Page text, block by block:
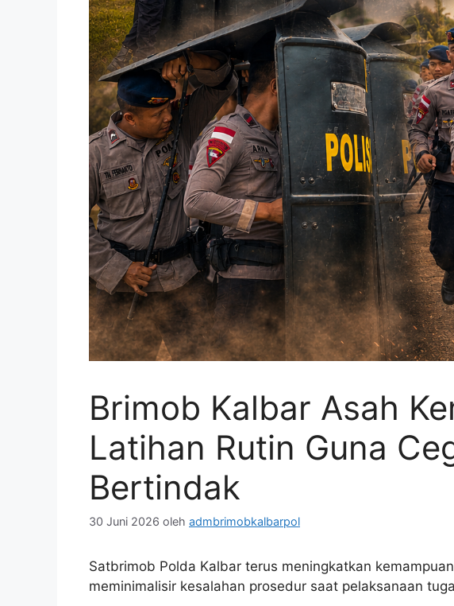
Brimob Kalbar Asah
Latihan Rutin Guna
Bertindak
30 Juni 2026 oleh admbrimobkalbarpol
Satbrimob Polda Kalbar terus meningkatkan
meminimalisir kesalahan prosedur saat pelaksanaan